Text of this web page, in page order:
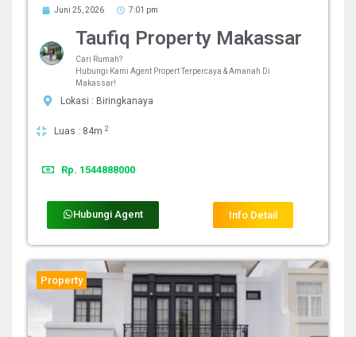
Juni 25, 2026 7:01 pm
Taufiq Property Makassar
Cari Rumah?
Hubungi Kami Agent Propert Terpercaya & Amanah Di
Makassar!
Lokasi : Biringkanaya
Luas : 84m 2
Rp. 1544888000
Hubungi Agent Info Detail
Property